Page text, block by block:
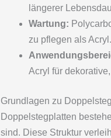
längerer
Wartung:
zu pflegen als Acryl.
Acryl für
Grundlagen zu
Doppelstegplatten
sind. Diese Struktur